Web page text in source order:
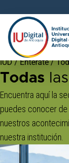
IUD /Entérate/
Todas
Encuentra aquí la
puedes conocer de
nuestros
nuestra institución.